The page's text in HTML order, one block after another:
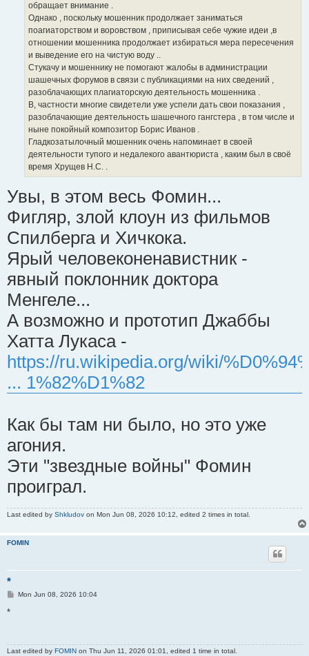
обращает внимание .
Однако , поскольку мошенник продолжает заниматься
поагиаторством и воровством , приписывая себе чужие идеи ,в
отношении мошенника продолжает избираться мера пересечения
и выведение его на чистую воду ..
Стукачу и мошеннику не помогают жалобы в администрации
шашечных форумов в связи с публикациями на них сведений ,
разоблачающих плагиаторскую деятельность мошенника .
В, частности многие свидетели уже успели дать свои показания ,
разоблачающие деятельность шашечного гангстера , в том числе и
ныне покойный композитор Борис Иванов .
Гладкозатылочный мошенник очень напоминает в своей
деятельности тупого и недалекого авантюриста , каким был в своё
время Хрущев Н.С. .
Увы, в этом весь Фомин...
Фигляр, злой клоун из фильмов
Спилберга и Хичкока.
Ярый человеконенавистник -
явный поклонник доктора
Менгеле...
А возможно и прототип Джаббы
Хатта Лукаса -
https://ru.wikipedia.org/wiki/
... 1%82%D1%82
Как бы там ни было, но это уже
агония.
Эти "звездные войны" Фомин
проиграл.
Last edited by Shkludov on Mon Jun 08, 2026 10:12, edited 2 times in total.
FOMIN
*
PMon Jun 08, 2026 10:04
*
Last edited by FOMIN on Thu Jun 11, 2026 01:01, edited 1 time in total.